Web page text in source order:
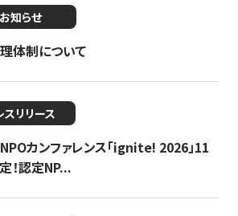
お知らせ
体制について
スリリース
カンファレンス「ignite! 2026」11
！認定NP...